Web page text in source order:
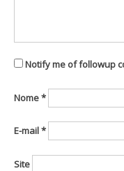
Notify me of followup
Nome*
E-mail*
Site